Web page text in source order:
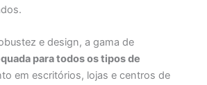
e design, a gama de
para todos os tipos de
em escritórios, lojas e centros de